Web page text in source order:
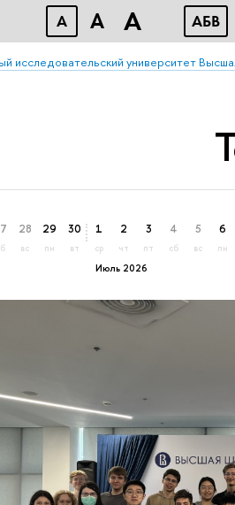
A A A АБВ
исследовательский университет
28
вс
29
пн
30
вт
Июль 2026
1
ср
2
чт
3
пт
4
сб
5
вс
6
пн